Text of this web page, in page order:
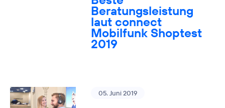
Beratungsleistung
laut connect
Mobilfunk Shoptest
2019
05. Juni 2019